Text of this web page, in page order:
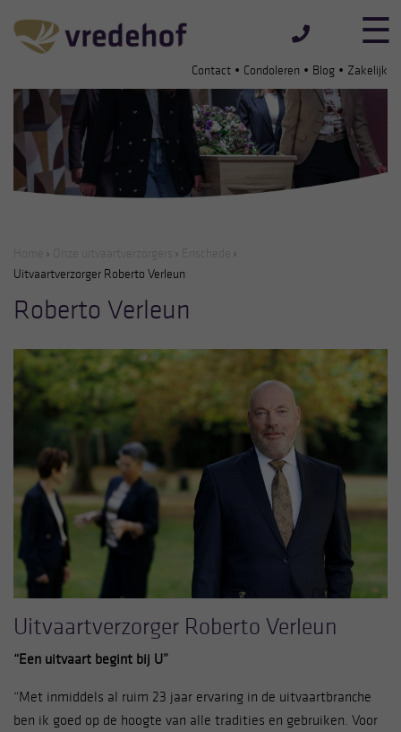
Contact • Condoleren • Blog • Zakelijk
Uitvaartverzorger Roberto Verleun
Roberto Verleun
Uitvaartverzorger Roberto Verleun
“Een uitvaart begint bij U”
“Met inmiddels al ruim 23 jaar ervaring in de uitvaartbranche
ben ik goed op de hoogte van alle tradities en gebruiken. Voor